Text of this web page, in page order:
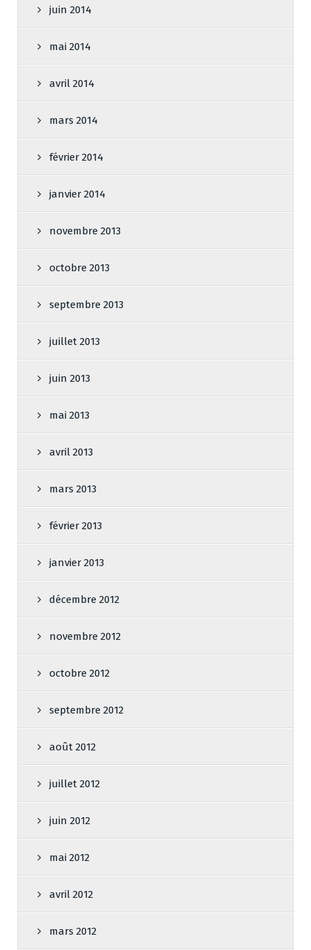
juin 2014
mai 2014
avril 2014
mars 2014
février 2014
janvier 2014
novembre 2013
octobre 2013
septembre 2013
juillet 2013
juin 2013
mai 2013
avril 2013
mars 2013
février 2013
janvier 2013
décembre 2012
novembre 2012
octobre 2012
septembre 2012
août 2012
juillet 2012
juin 2012
mai 2012
avril 2012
mars 2012